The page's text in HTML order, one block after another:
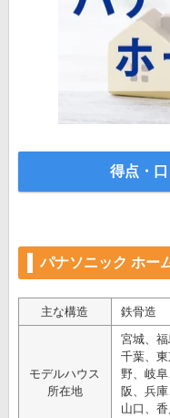
得点・
パナソニック ホー
主な構造 鉄骨造
モデルハウス
所在地
宮城、福
千葉、
野、岐
阪、兵
山口、